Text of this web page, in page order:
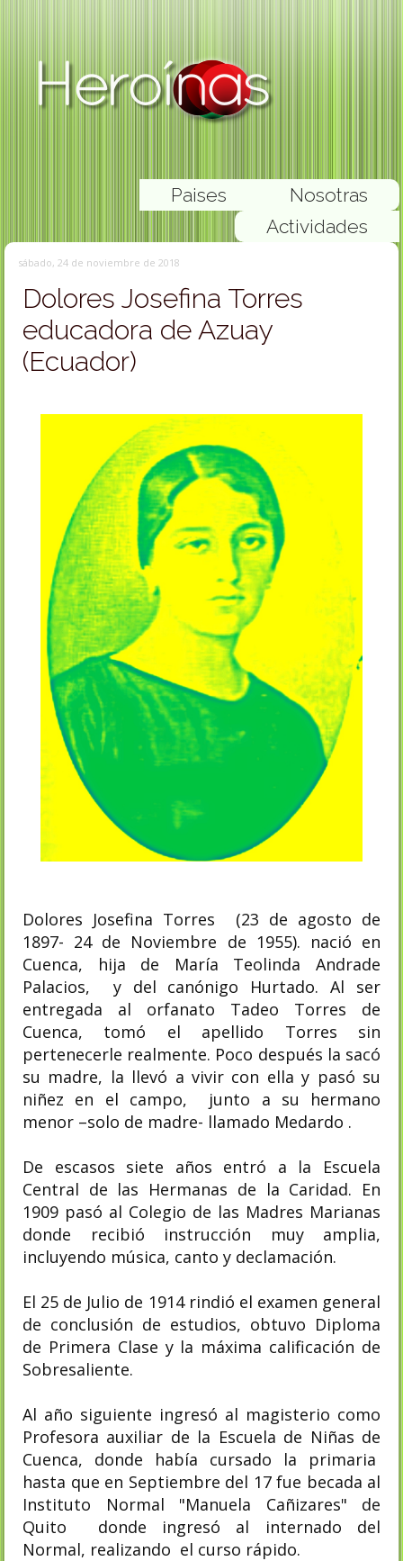
Nosotras
Paises
Actividades
sábado, 24 de noviembre de 2018
Dolores Josefina Torres
educadora de Azuay
(Ecuador)
Dolores Josefina Torres (23 de agosto de
1897- 24 de Noviembre de 1955). nació en
Cuenca, hija de María Teolinda Andrade
Palacios, y del canónigo Hurtado. Al ser
entregada al orfanato Tadeo Torres de
Cuenca, tomó el apellido Torres sin
pertenecerle realmente. Poco después la sacó
su madre, la llevó a vivir con ella y pasó su
niñez en el campo, junto a su hermano
menor –solo de madre- llamado Medardo .
De escasos siete años entró a la Escuela
Central de las Hermanas de la Caridad. En
1909 pasó al Colegio de las Madres Marianas
donde recibió instrucción muy amplia,
incluyendo música, canto y declamación.
El 25 de Julio de 1914 rindió el examen general
de conclusión de estudios, obtuvo Diploma
de Primera Clase y la máxima calificación de
Sobresaliente.
Al año siguiente ingresó al magisterio como
Profesora auxiliar de la Escuela de Niñas de
Cuenca, donde había cursado la primaria
hasta que en Septiembre del 17 fue becada al
Instituto Normal "Manuela Cañizares" de
Quito donde ingresó al internado del
Normal, realizando el curso rápido.